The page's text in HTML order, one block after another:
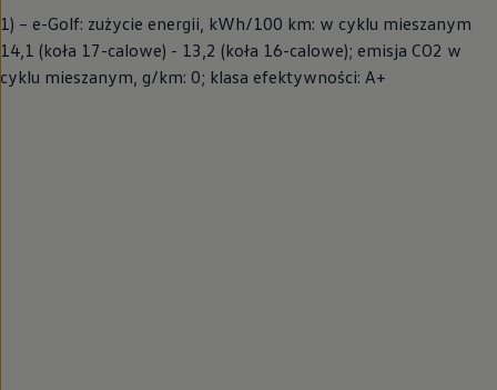
1) – e-Golf: zużycie energii, kWh/100 km: w cyklu mieszanym
14,1 (koła 17-calowe) - 13,2 (koła 16-calowe); emisja CO2 w
cyklu mieszanym, g/km: 0; klasa efektywności: A+